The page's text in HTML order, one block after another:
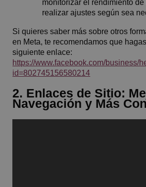
monitorizar el rendimiento
realizar ajustes según sea
Si quieres saber más sobre otros
en Meta, te recomendamos que
siguiente enlace:
https://www.facebook.com/business/
id=802745156580214
2. Enlaces de Sitio:
Navegación y Más